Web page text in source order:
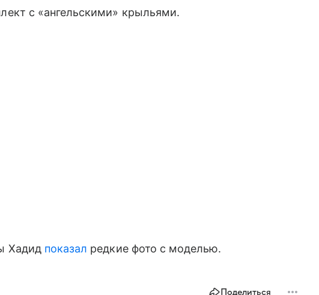
с «ангельскими» крыльями.
Хадид показал редкие фото с моделью.
Поделиться